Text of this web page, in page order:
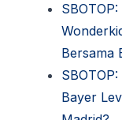
Bersama
Bayer